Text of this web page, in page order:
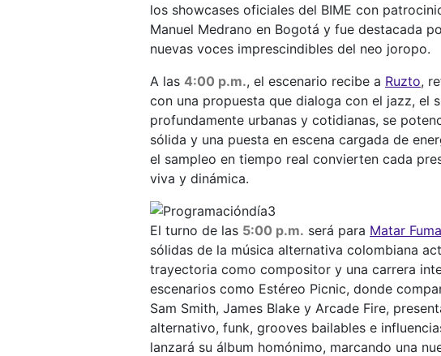
los showcases oficiales del BIME con
Manuel Medrano en Bogotá y fue destacada
nuevas voces imprescindibles del neo joropo.
A las 4:00 p.m., el escenario recibe a Ruzto,
con una propuesta que dialoga con el jazz, el
profundamente urbanas y cotidianas, se
sólida y una puesta en escena cargada de
el sampleo en tiempo real convierten cada
viva y dinámica.
El turno de las 5:00 p.m. será para Matar Fuma
sólidas de la música alternativa colombiana
trayectoria como compositor y una carrera
escenarios como Estéreo Picnic, donde
Sam Smith, James Blake y Arcade Fire,
alternativo, funk, grooves bailables e
lanzará su álbum homónimo, marcando una